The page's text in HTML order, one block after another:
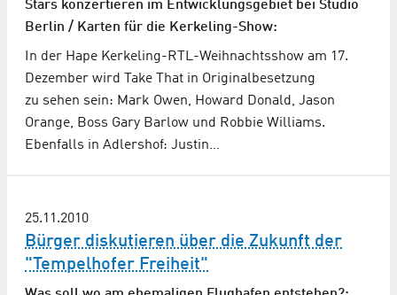
Stars konzertieren im Entwicklungsgebiet bei Studio
Berlin / Karten für die Kerkeling-Show:
In der Hape Kerkeling-RTL-Weihnachtsshow am 17.
Dezember wird Take That in Originalbesetzung
zu sehen sein: Mark Owen, Howard Donald, Jason
Orange, Boss Gary Barlow und Robbie Williams.
Ebenfalls in Adlershof: Justin…
25.11.2010
Bürger diskutieren über die Zukunft der
"Tempelhofer Freiheit"